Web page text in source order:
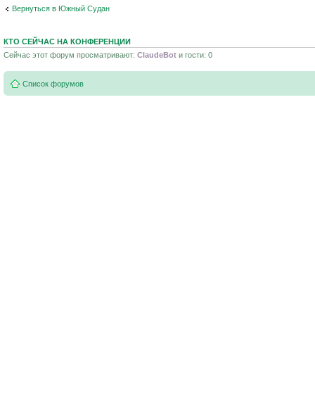
Вернуться в Южный Судан
КТО СЕЙЧАС НА КОНФЕРЕНЦИИ
Сейчас этот форум просматривают: ClaudeBot и гости: 0
Список форумов